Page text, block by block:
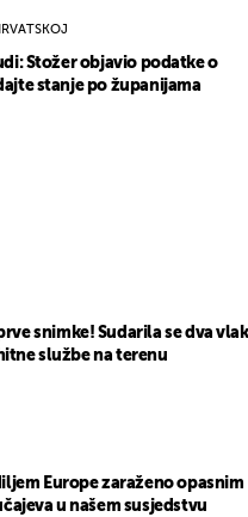
Stožer objavio podatke o
stanje po županijama
snimke! Sudarila se dva
službe na terenu
Europe zaraženo opasnim
u našem susjedstvu